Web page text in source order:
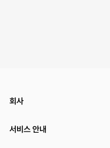
회사
서비스 안내